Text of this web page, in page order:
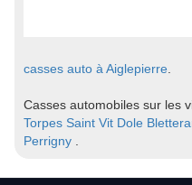
casses auto à Aiglepierre
Casses automobiles sur les
Torpes Saint Vit Dole
Perrigny